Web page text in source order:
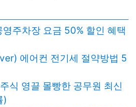
주차장 요금 50% 할인 혜택
에어컨 전기세 절약방법 5
주식 영끌 몰빵한 공무원 최신
)